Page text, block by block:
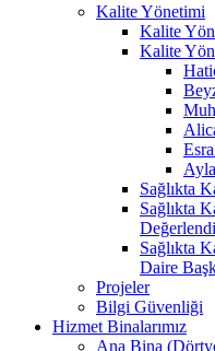
Kalite Yönetimi
Kalite
Kalite
Sağlıkta
Sağlıkta
Sağlıkta
Daire
Projeler
Bilgi Güvenliği
Hizmet Binalarımız
Ana Bina